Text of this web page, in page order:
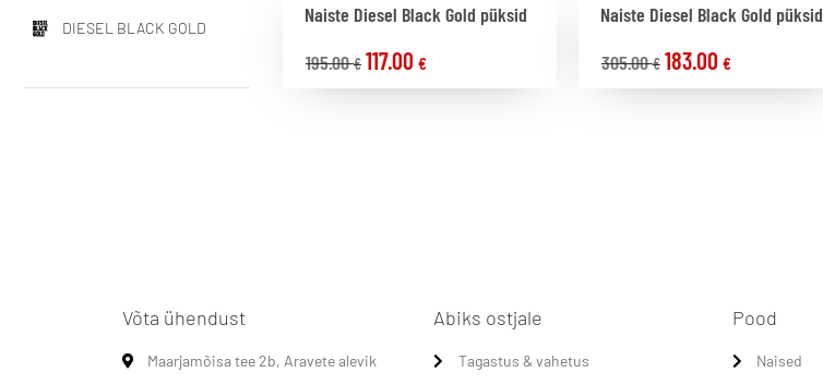
DIESEL BLACK GOLD
Naiste Diesel Black Gold püksid
195.00€ 117.00€
Naiste Diesel Black Gold püksid
305.00€ 183.00 €
Võta ühendust
Maarjamõisa tee 2b, Aravete alevik
Abiks ostjale
Tagastus & vahetus
Pood
Naised